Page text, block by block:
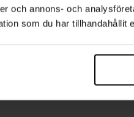
och annons- och
som du har